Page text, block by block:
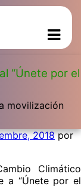
“Únete por el
movilización
2018por
Climático
a “Únete por el